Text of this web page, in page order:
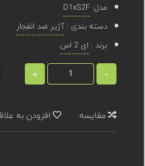
مدل: D1xS2F
دسته بندی : آژیر ضد انفجار
برند : ای 2 اس
-
+
مقایسه افزودن به